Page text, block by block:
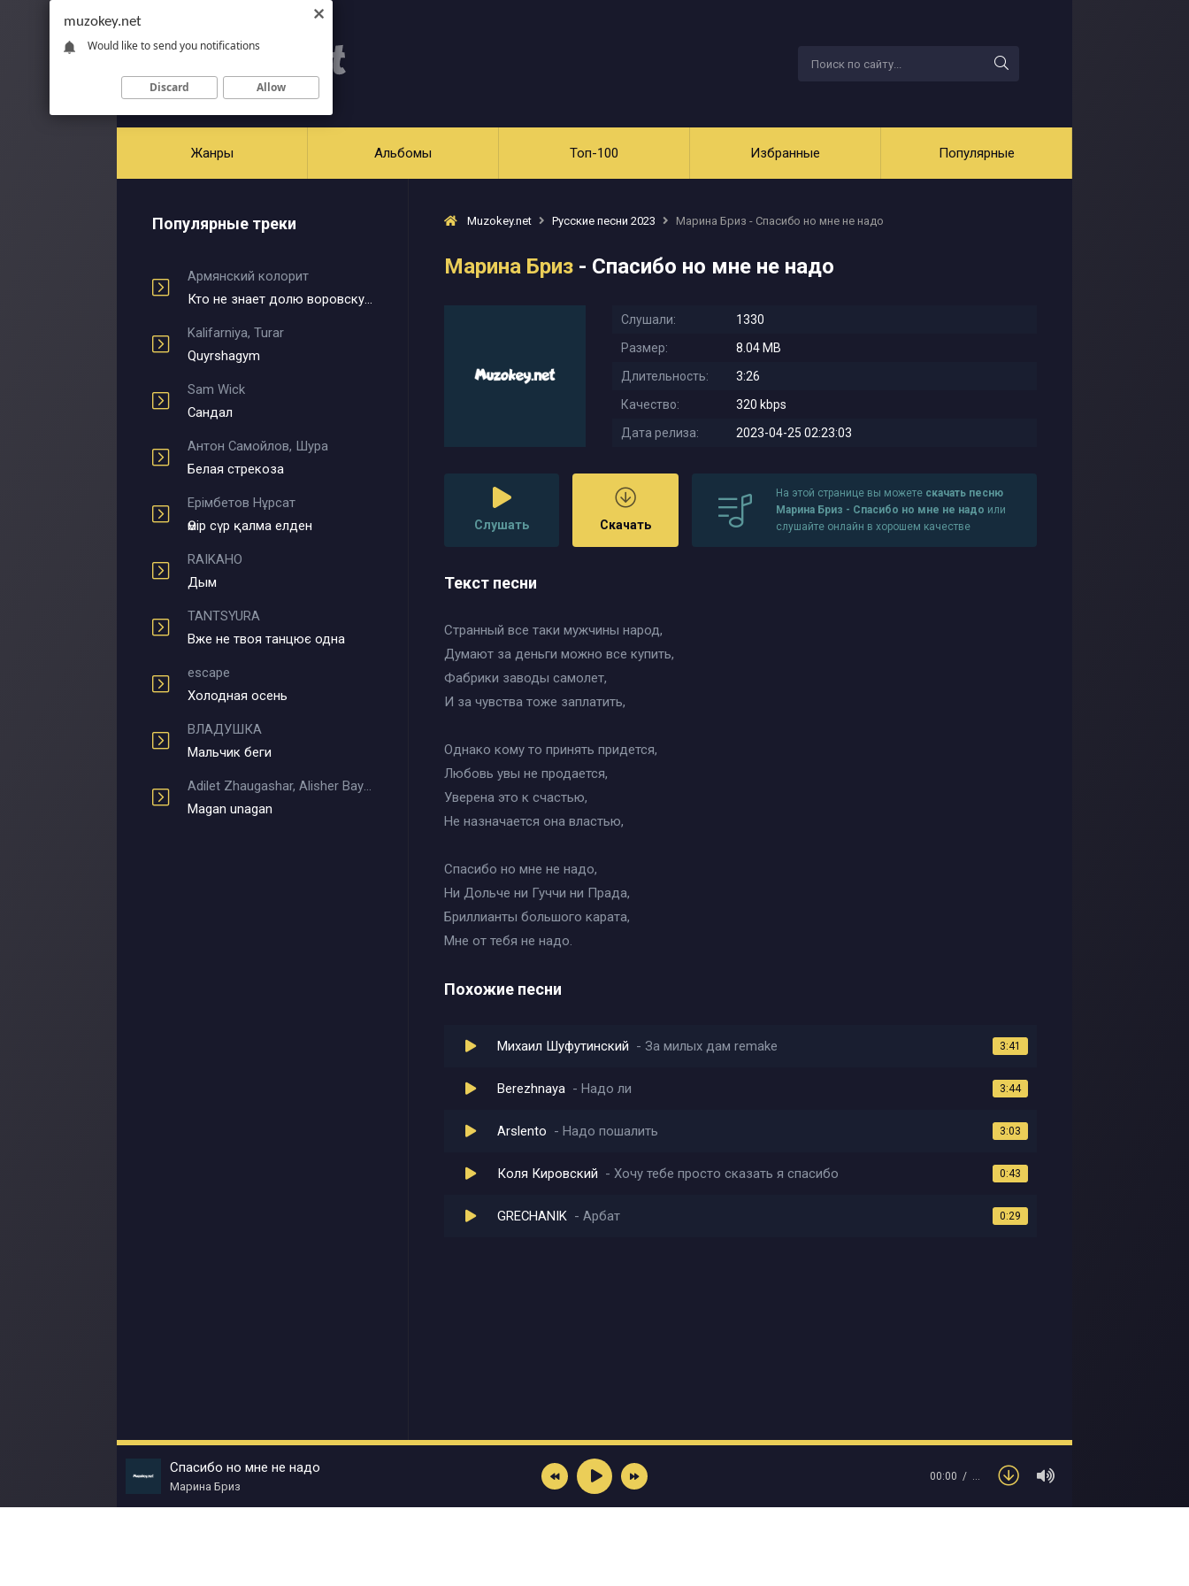
Жанры Альбомы Топ-100 Избранные Популярные
Популярные треки
Армянский колорит
Кто не знает долю воровскую
Kalifarniya, Turar
Quyrshagym
Sam Wick
Сандал
Антон Самойлов, Шура
Белая стрекоза
Ерімбетов Нұрсат
Өмір сүр қалма елден
RAIKAHO
Дым
TANTSYURA
Вже не твоя танцює одна
escape
Холодная осень
ВЛАДУШКА
Мальчик беги
Adilet Zhaugashar, Alisher Bayniyazov
Magan unagan
Muzokey.net Русские песни 2023 Марина Бриз - Спасибо но мне не надо
Марина Бриз - Спасибо но мне не надо
Слушали:
1330
Размер:
8.04 MB
Длительность:
3:26
Качество:
320 kbps
Дата релиза:
2023-04-25 02:23:03
Слушать Скачать
На этой странице вы можете скачать песню
Марина Бриз - Спасибо но мне не надо или
слушайте онлайн в хорошем качестве
Текст песни
Странный все таки мужчины народ,
Думают за деньги можно все купить,
Фабрики заводы самолет,
И за чувства тоже заплатить,
Однако кому то принять придется,
Любовь увы не продается,
Уверена это к счастью,
Не назначается она властью,
Спасибо но мне не надо,
Ни Дольче ни Гуччи ни Прада,
Бриллианты большого карата,
Мне от тебя не надо.
Похожие песни
Михаил Шуфутинский За милых дам remake 3:41
Berezhnaya Надо ли 3:44
Arslento Надо пошалить 3:03
Коля Кировский Хочу тебе просто сказать я спасибо 0:43
GRECHANIK Арбат 0:29
Спасибо но мне не надо
Марина Бриз
00:00 …
muzokey.net
Would like to send you notifications
Discard Allow